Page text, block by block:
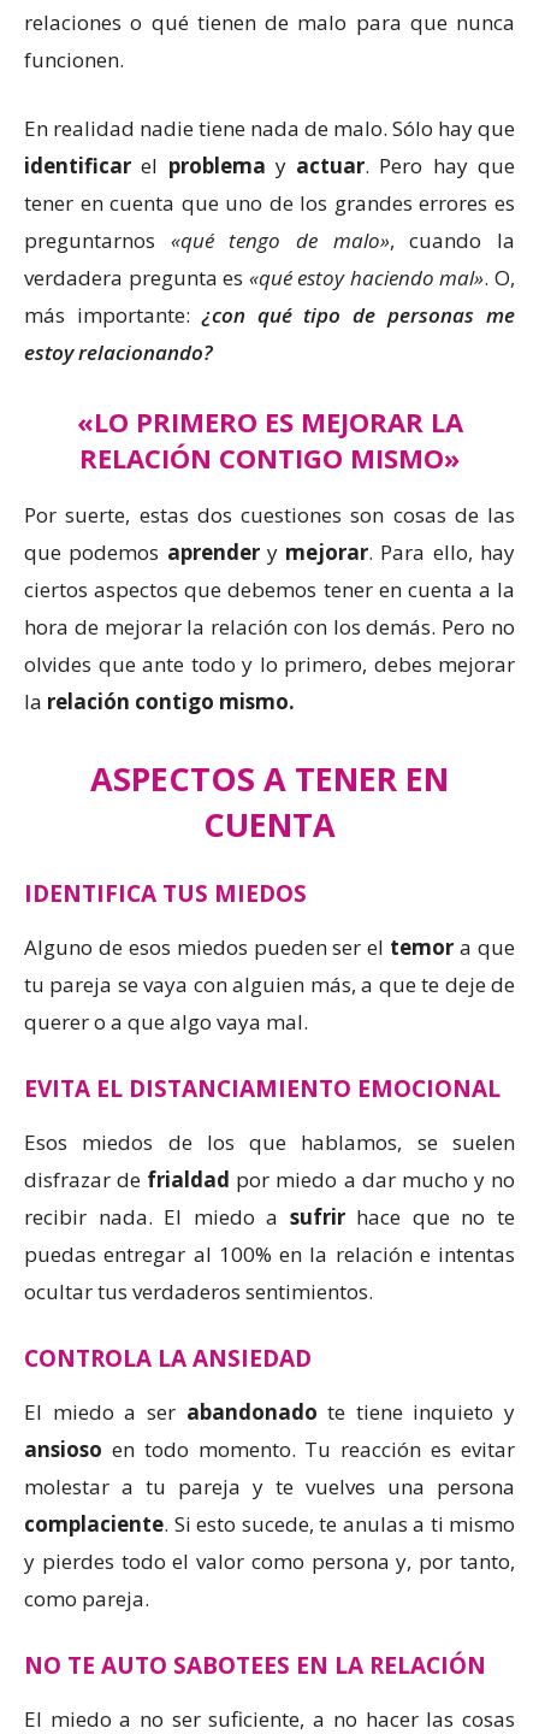
relaciones o qué tienen de malo para que nunca
funcionen.
En realidad nadie tiene nada de malo. Sólo hay que
identificar el problema y actuar. Pero hay que
tener en cuenta que uno de los grandes errores es
preguntarnos «qué tengo de malo», cuando la
verdadera pregunta es «qué estoy haciendo mal». O,
más importante:¿con qué tipo de personas me
estoy relacionando?
«LO PRIMERO ES MEJORAR LA
RELACIÓN CONTIGO MISMO»
Por suerte, estas dos cuestiones son cosas de las
que podemos aprendery mejorar. Para ello, hay
ciertos aspectos que debemos tener en cuenta a la
hora de mejorar la relación con los demás. Pero no
olvides que ante todo y lo primero, debes mejorar
la relación contigo mismo.
ASPECTOS A TENER EN
CUENTA
IDENTIFICA TUS MIEDOS
Alguno de esos miedos pueden ser el temor a que
tu pareja se vaya con alguien más, a que te deje de
querer o a que algo vaya mal.
EVITA EL DISTANCIAMIENTO EMOCIONAL
Esos miedos de los que hablamos, se suelen
disfrazar de frialdad por miedo a dar mucho y no
recibir nada. El miedo a sufrirhace que no te
puedas entregar al 100% en la relación e intentas
ocultar tus verdaderos sentimientos.
CONTROLA LA ANSIEDAD
El miedo a ser abandonado te tiene inquieto y
ansioso en todo momento. Tu reacción es evitar
molestar a tu pareja y te vuelves una persona
complaciente. Si esto sucede, te anulas a ti mismo
y pierdes todo el valor como persona y, por tanto,
como pareja.
NO TE AUTO SABOTEES EN LA RELACIÓN
El miedo a no ser suficiente, a no hacer las cosas